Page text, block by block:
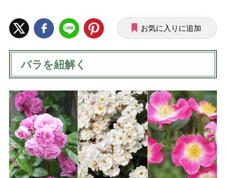
お気に入りに追加
バラを紐解く